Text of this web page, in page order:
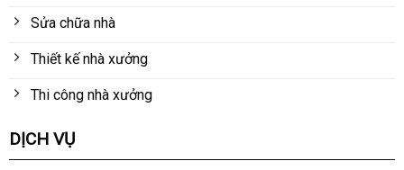
Sửa chữa nhà
Thiết kế nhà xưởng
Thi công nhà xưởng
DỊCH VỤ